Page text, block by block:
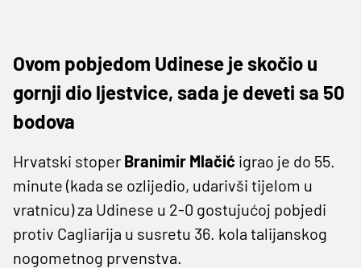
Ovom pobjedom Udinese je skočio u
gornji dio ljestvice, sada je deveti sa 50
bodova
Hrvatski stoper Branimir Mlačić igrao je do 55.
minute (kada se ozlijedio, udarivši tijelom u
vratnicu) za Udinese u 2-0 gostujućoj pobjedi
protiv Cagliarija u susretu 36. kola talijanskog
nogometnog prvenstva.